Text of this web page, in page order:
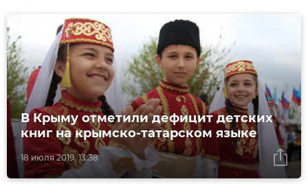
18 июля 2019, 13:38
В Крыму отметили дефицит детских
книг на крымско-татарском языке